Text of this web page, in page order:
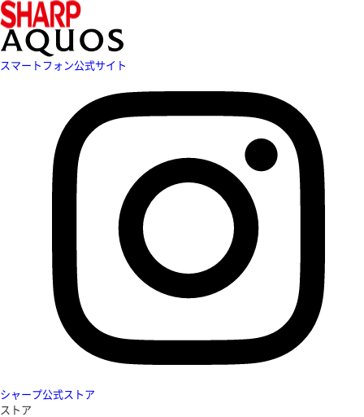
スマートフォン公式サイト
シャープ公式ストア
ストア